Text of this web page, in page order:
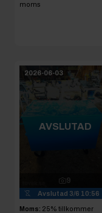
moms
2026-06-03
AVSLUTAD
9
Avslutad 3/6 10:56
Moms: 25% tillkommer